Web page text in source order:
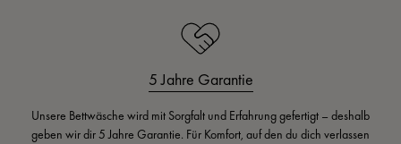
5 Jahre Garantie
Unsere Bettwäsche wird mit Sorgfalt und Erfahrung gefertigt – deshalb
geben wir dir 5 Jahre Garantie. Für Komfort, auf den du dich verlassen